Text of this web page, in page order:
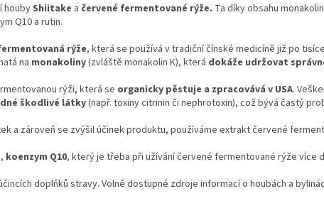
houbyShiitake a červené fermentované rýže. Ta díky obsahu
Q10 a rutin.
rýže, která se používá v tradiční čínské medicíně již po
na monakoliny(zvláště monakolin K), která dokáže udržovat
rýži, která se organicky pěstuje a zpracovává v USA.
škodlivé látky(např. toxiny citrinin či nephrotoxin), což bývá častý
a zároveň se zvýšil účinek produktu, používáme extrakt červené
, koenzym Q10, který je třeba při užívání červené fermentované rýže více
doplňků stravy. Volně dostupné zdroje informací o houbách a